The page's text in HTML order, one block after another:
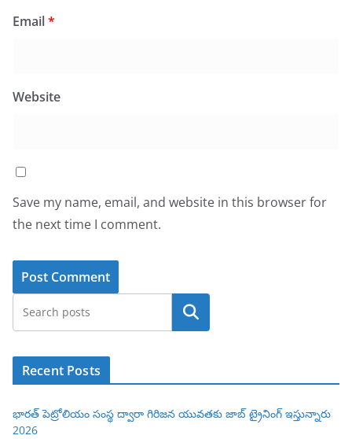
Email*
Website
Save my name, email, and website in this browser for
the next time I comment.
Search
Recent Posts
భారత్ పెట్రోలియం సంస్థ ద్వారా గిరిజన యువతకు జాబ్ ట్రైనింగ్ ఇస్తున్నారు
2026